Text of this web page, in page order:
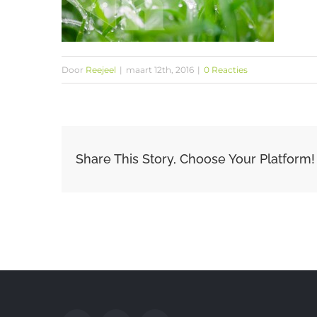
Door Reejeel | maart 12th, 2016 | 0 Reacties
Share This Story, Choose Your Platform!